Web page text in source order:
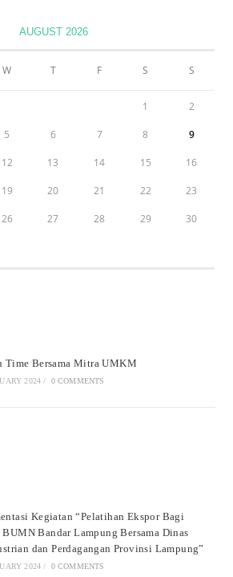
AUGUST 2026
W T F S S
1 2
5 6 7 8 9
12 13 14 15 16
19 20 21 22 23
26 27 28 29 30
Time Bersama Mitra UMKM
2024 / 0 COMMENTS
Kegiatan “Pelatihan Ekspor Bagi
BUMN Bandar Lampung Bersama Dinas
dan Perdagangan Provinsi Lampung”
2024 / 0 COMMENTS